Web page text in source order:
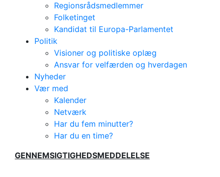
Regionsrådsmedlemmer
Folketinget
Kandidat til Europa-Parlamentet
Politik
Visioner og politiske oplæg
Ansvar for velfærden og hverdagen
Nyheder
Vær med
Kalender
Netværk
Har du fem minutter?
Har du en time?
GENNEMSIGTIGHEDSMEDDELELSE